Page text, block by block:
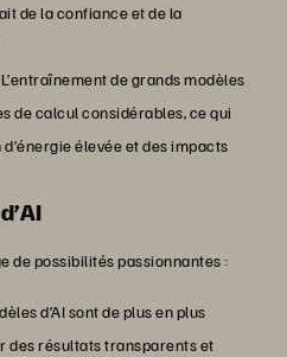
de la confiance et de la
L’entraînement de grands modèles
de calcul considérables, ce qui
élevée et des impacts
de possibilités passionnantes :
d’AI sont de plus en plus
des résultats transparents et